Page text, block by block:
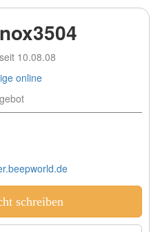
10.08.08
online
schreiben